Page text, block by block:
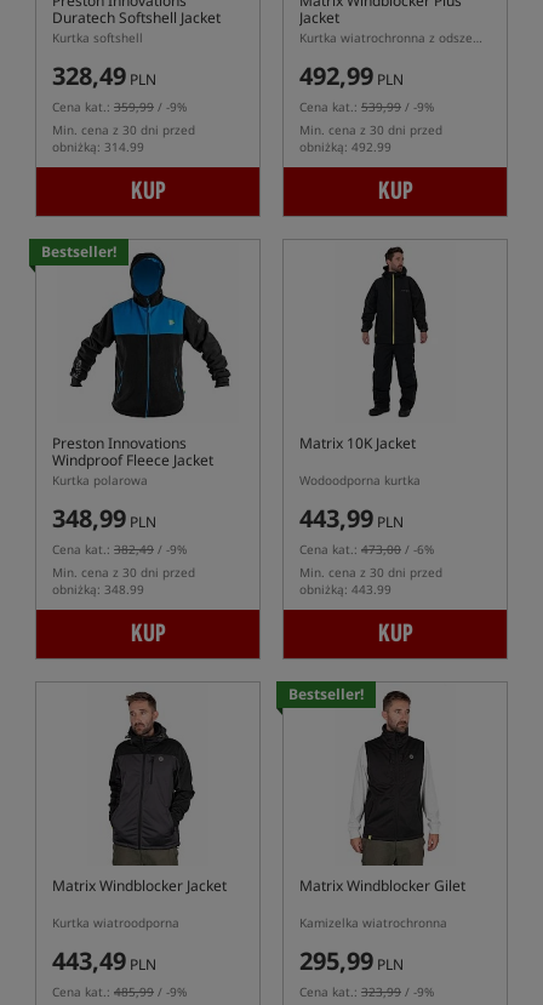
Duratech Softshell Jacket
Kurtka softshell
328,49 PLN
Cena kat.: 359,99 / -9%
Min. cena z 30 dni przed
obniżką: 314.99
KUP
Jacket
Kurtka wiatrochronna z odszewką sherpa
492,99 PLN
Cena kat.: 539,99 / -9%
Min. cena z 30 dni przed
obniżką: 492.99
KUP
Bestseller!
Preston Innovations
Windproof Fleece Jacket
Kurtka polarowa
348,99 PLN
Cena kat.: 382,49 / -9%
Min. cena z 30 dni przed
obniżką: 348.99
KUP
Matrix 10K Jacket
Wodoodporna kurtka
443,99 PLN
Cena kat.: 473,00 / -6%
Min. cena z 30 dni przed
obniżką: 443.99
KUP
Matrix Windblocker Jacket
Kurtka wiatroodporna
443,49 PLN
Cena kat.: 485,99 / -9%
Bestseller!
Matrix Windblocker Gilet
Kamizelka wiatrochronna
295,99 PLN
Cena kat.: 323,99 / -9%